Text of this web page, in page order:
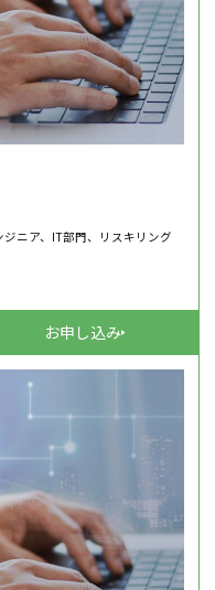
ニア、IT部門、リスキリング
お申し込み